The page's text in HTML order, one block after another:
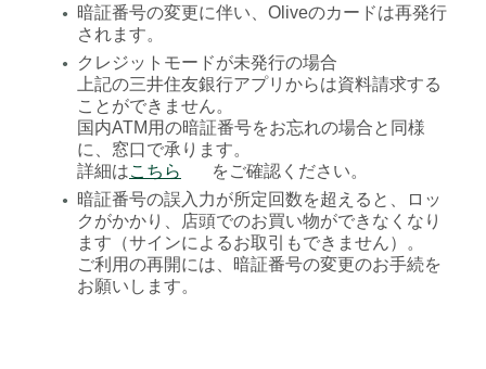
●
暗証番号の変更に伴い、Oliveのカードは再発行
されます。
●
クレジットモードが未発行の場合
上記の三井住友銀行アプリからは資料請求する
ことができません。
国内ATM用の暗証番号をお忘れの場合と同様
に、窓口で承ります。
詳細はこちら をご確認ください。
●
暗証番号の誤入力が所定回数を超えると、ロッ
クがかかり、店頭でのお買い物ができなくなり
ます（サインによるお取引もできません）。
ご利用の再開には、暗証番号の変更のお手続を
お願いします。